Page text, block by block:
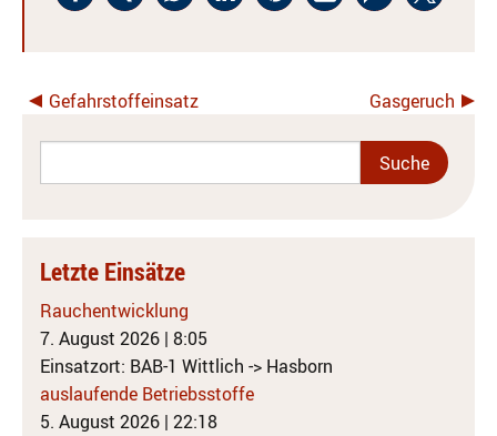
Gefahrstoffeinsatz Gasgeruch
Letzte Einsätze
Rauchentwicklung
7. August 2026 | 8:05
Einsatzort: BAB-1 Wittlich -> Hasborn
auslaufende Betriebsstoffe
5. August 2026 | 22:18